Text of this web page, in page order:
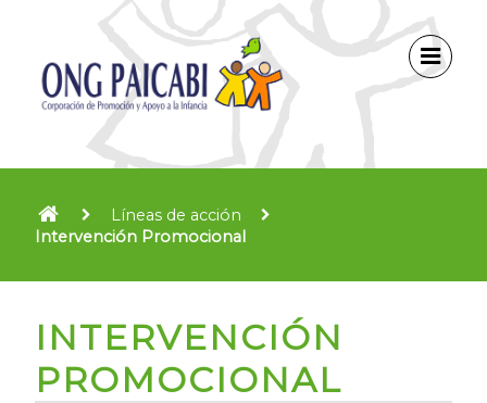
Líneas de acción
Intervención Promocional
INTERVENCIÓN
PROMOCIONAL